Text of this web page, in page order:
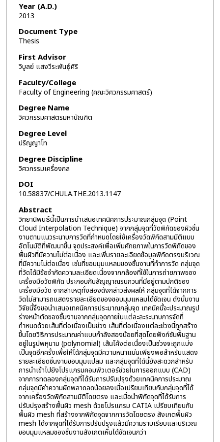
Year (A.D.)
2013
Document Type
Thesis
First Advisor
วิบูลย์ แสงวีระพันธุ์ศิริ
Faculty/College
Faculty of Engineering (คณะวิศวกรรมศาสตร์)
Degree Name
วิศวกรรมศาสตรมหาบัณฑิต
Degree Level
ปริญญาโท
Degree Discipline
วิศวกรรมเครื่องกล
DOI
10.58837/CHULA.THE.2013.1147
Abstract
วิทยานิพนธ์นี้เป็นการนำเสนอเทคนิคการประมาณกลุ่มจุด (Point
Cloud Interpolation Technique) จากกลุ่มจุดที่วัดพิกัดของผิวชิ้น
งานตามแนวระนาบการวัดที่กำหนดโดยใช้เครื่องวัดพิกัดสามมิติแบบ
อัตโนมัติที่พัฒนาขึ้น จุดประสงค์เพื่อเพิ่มศักยภาพในการวัดพิกัดของ
พื้นผิวที่มีความไม่ต่อเนื่อง และเพิ่มรายละเอียดข้อมูลพิกัดตรงบริเวณ
ที่มีความไม่ต่อเนื่อง เช่นที่ขอบมุมแหลมของชิ้นงานที่ทำการวัด กลุ่มจุด
ที่วัดได้มีข้อจำกัดความละเอียดเนื่องจากกล้องที่ใช้ในการถ่ายภาพของ
เครื่องมือวัดพิกัด ประกอบกับสัญญาณรบกวนที่มีอยู่ตามปกติของ
เครื่องมือวัด จากสาเหตุทั้งสองดังกล่าวส่งผลให้ กลุ่มจุดที่ได้จากการ
วัดไม่สามารถแสดงรายละเอียดของขอบมุมแหลมได้ชัดเจน ดังนั้นงาน
วิจัยนี้จึงขอนำเสนอเทคนิคการประมาณกลุ่มจุด เทคนิคนี้จะประมาณรูป
ร่างหน้าตัดของชิ้นงานจากกลุ่มจุดภายในแต่ละละระนาบการจัดที่
กำหนดด้วยเส้นที่ต่อเนื่องเป็นช่วง เส้นที่ต่อเนื่องแต่ละช่วงนี้ถูกสร้าง
ขึ้นโดยวิธีการประมาณค่าแบบกำลังสองน้อยที่สุดโดยฟังก์ชันพื้นฐาน
อยู่ในรูปพหุนาม (polynomial) เส้นโค้งต่อเนื่องเป็นช่วงจะถูกแบ่ง
เป็นจุดอีกครั้งเพื่อให้ได้กลุ่มจุดมีความหนาแน่นเพียงพอสำหรับแสดง
รายละเอียดชิ้นงานขอบมุมแปลม และกลุ่มจุดที่ได้นี้ยังสะดวกสำหรับ
การนำเข้าไปยังโปรแกรมคอมพิวเตอร์ช่วยในการออกแบบ (CAD)
จากการทดลองกลุ่มจุดที่ได้รับการปรับปรุงด้วยเทคนิคการประมาณ
กลุ่มจุดมีค่าความผิดพลาดลดน้อยลงเมื่อเปรียบเทียบกับกลุ่มจุดที่ได้
จากเครื่องวัดพิกัดสามมิติโดยตรง และเมื่อนำพิกัดจุดที่ได้รับการ
ปรับปรุงสร้างพื้นผิว mesh ด้วยโปรแกรม CATIA เปรียบเทียบกับ
พื้นผิว mesh ที่สร้างจากพิกัดจุดจากการวัดโดยตรง สังเกตพื้นผิว
mesh ได้จากจุดที่ได้รับการปรับปรุงแล้วมีความราบเรียบและบริเวณ
ขอบมุมแหลมของชิ้นงานสังเกตเห็นได้ชัดเจนกว่า